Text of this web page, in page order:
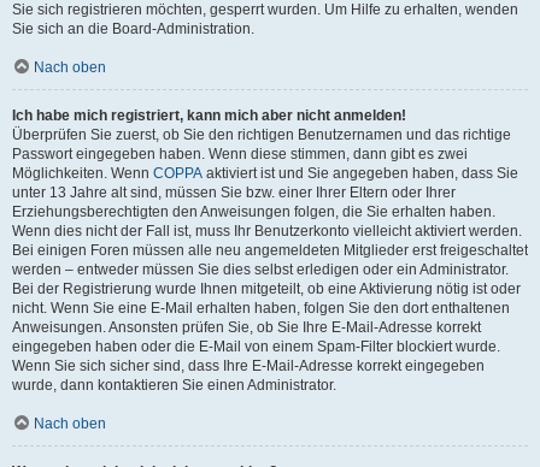
Sie sich registrieren möchten, gesperrt wurden. Um Hilfe zu erhalten, wenden
Sie sich an die Board-Administration.
Nach oben
Ich habe mich registriert, kann mich aber nicht anmelden!
Überprüfen Sie zuerst, ob Sie den richtigen Benutzernamen und das richtige
Passwort eingegeben haben. Wenn diese stimmen, dann gibt es zwei
Möglichkeiten. Wenn COPPA aktiviert ist und Sie angegeben haben, dass Sie
unter 13 Jahre alt sind, müssen Sie bzw. einer Ihrer Eltern oder Ihrer
Erziehungsberechtigten den Anweisungen folgen, die Sie erhalten haben.
Wenn dies nicht der Fall ist, muss Ihr Benutzerkonto vielleicht aktiviert werden.
Bei einigen Foren müssen alle neu angemeldeten Mitglieder erst freigeschaltet
werden – entweder müssen Sie dies selbst erledigen oder ein Administrator.
Bei der Registrierung wurde Ihnen mitgeteilt, ob eine Aktivierung nötig ist oder
nicht. Wenn Sie eine E-Mail erhalten haben, folgen Sie den dort enthaltenen
Anweisungen. Ansonsten prüfen Sie, ob Sie Ihre E-Mail-Adresse korrekt
eingegeben haben oder die E-Mail von einem Spam-Filter blockiert wurde.
Wenn Sie sich sicher sind, dass Ihre E-Mail-Adresse korrekt eingegeben
wurde, dann kontaktieren Sie einen Administrator.
Nach oben